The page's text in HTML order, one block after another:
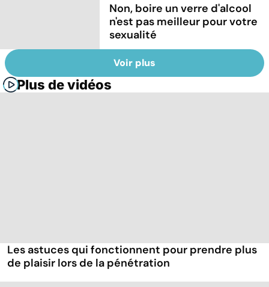
Non, boire un verre d'alcool
n'est pas meilleur pour votre
sexualité
Voir plus
Plus de vidéos
Les astuces qui fonctionnent pour prendre plus
de plaisir lors de la pénétration